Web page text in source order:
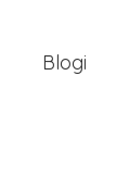
Blogi